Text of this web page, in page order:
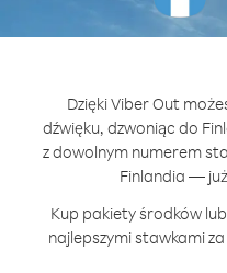
Dzięki Viber Out
dźwięku, dzwoniąc do
z dowolnym numerem
Finlandia —
Kup pakiety środków
najlepszymi stawkami